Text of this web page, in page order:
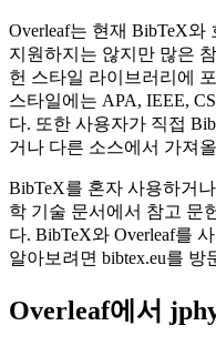
Overleaf는 현재 BibTeX
지원하지는 않지만 많은
헌 스타일 라이브러리에
스타일에는 APA, IEEE,
다. 또한 사용자가 직접
거나 다른 소스에서 가져
BibTeX를 혼자 사용하거
학 기술 문서에서 참고 문
다. BibTeX와 Overleaf를
알아보려면 bibtex.eu를
Overleaf에서